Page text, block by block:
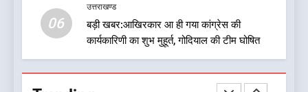
06
उत्तराखण्ड
बड़ी खबर:आखिरकार आ ही गया कांग्रेस की
कार्यकारिणी का शुभ मुहूर्त, गोदियाल की टीम घोषित
हित और आधारभूत विकास को नई